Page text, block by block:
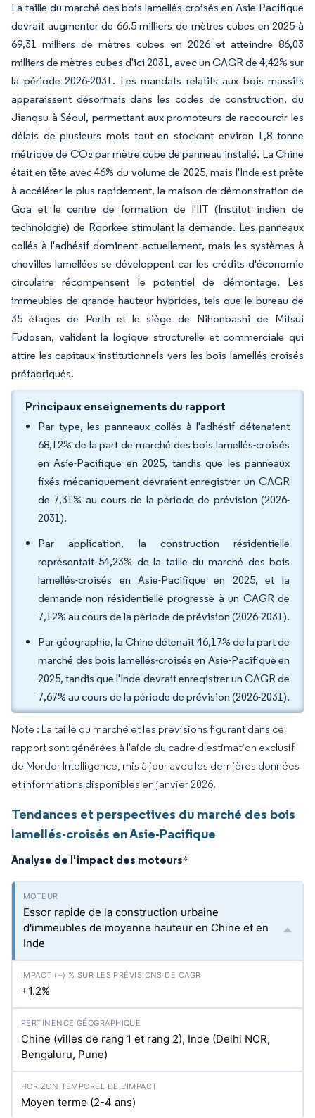
La taille du marché des bois lamellés-croisés en Asie-Pacifique
devrait augmenter de 66,5 milliers de mètres cubes en 2025 à
69,31 milliers de mètres cubes en 2026 et atteindre 86,03
milliers de mètres cubes d'ici 2031, avec un CAGR de 4,42% sur
la période 2026-2031. Les mandats relatifs aux bois massifs
apparaissent désormais dans les codes de construction, du
Jiangsu à Séoul, permettant aux promoteurs de raccourcir les
délais de plusieurs mois tout en stockant environ 1,8 tonne
métrique de CO₂ par mètre cube de panneau installé. La Chine
était en tête avec 46% du volume de 2025, mais l'Inde est prête
à accélérer le plus rapidement, la maison de démonstration de
Goa et le centre de formation de l'IIT (Institut indien de
technologie) de Roorkee stimulant la demande. Les panneaux
collés à l'adhésif dominent actuellement, mais les systèmes à
chevilles lamellées se développent car les crédits d'économie
circulaire récompensent le potentiel de démontage. Les
immeubles de grande hauteur hybrides, tels que le bureau de
35 étages de Perth et le siège de Nihonbashi de Mitsui
Fudosan, valident la logique structurelle et commerciale qui
attire les capitaux institutionnels vers les bois lamellés-croisés
préfabriqués.
Principaux enseignements du rapport
Par type, les panneaux collés à l'adhésif détenaient
68,12% de la part de marché des bois lamellés-croisés
en Asie-Pacifique en 2025, tandis que les panneaux
fixés mécaniquement devraient enregistrer un CAGR
de 7,31% au cours de la période de prévision (2026-
2031).
Par application, la construction résidentielle
représentait 54,23% de la taille du marché des bois
lamellés-croisés en Asie-Pacifique en 2025, et la
demande non résidentielle progresse à un CAGR de
7,12% au cours de la période de prévision (2026-2031).
Par géographie, la Chine détenait 46,17% de la part de
marché des bois lamellés-croisés en Asie-Pacifique en
2025, tandis que l'Inde devrait enregistrer un CAGR de
7,67% au cours de la période de prévision (2026-2031).
Note : La taille du marché et les prévisions figurant dans ce
rapport sont générées à l'aide du cadre d'estimation exclusif
de Mordor Intelligence, mis à jour avec les dernières données
et informations disponibles en janvier 2026.
Tendances et perspectives du marché des bois
lamellés-croisés en Asie-Pacifique
Analyse de l'impact des moteurs*
Essor rapide de la construction urbaine
d'immeubles de moyenne hauteur en Chine et en
Inde
+1.2%
Chine (villes de rang 1 et rang 2), Inde (Delhi NCR,
Bengaluru, Pune)
Moyen terme (2-4 ans)